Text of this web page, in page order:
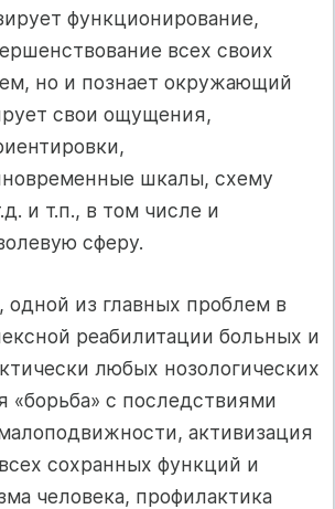
функционирование,
всех своих
но и познает окружающий
свои ощущения,
шкалы, схему
и т.п., в том числе и
сферу.
одной из главных проблем в
реабилитации больных и
любых нозологических
«борьба» с последствиями
активизация
сохранных функций и
человека, профилактика